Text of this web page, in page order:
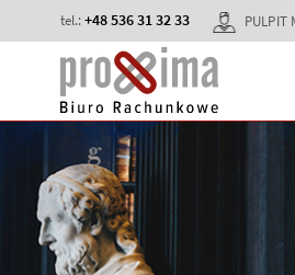
tel.:+48 536 31 32 33 PULPIT